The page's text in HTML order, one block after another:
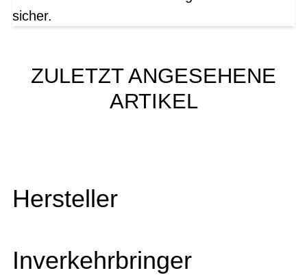
sicher.
ZULETZT ANGESEHENE
ARTIKEL
Hersteller
Inverkehrbringer